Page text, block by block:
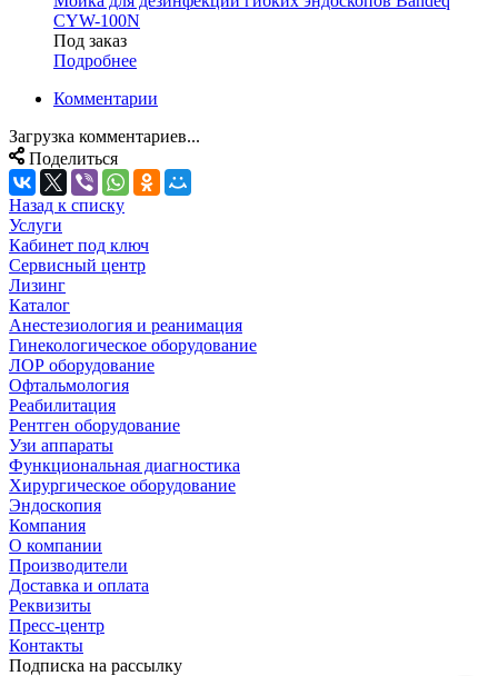
CYW-100N
Под заказ
Подробнее
Комментарии
Загрузка комментариев...
Поделиться
Назад к списку
Услуги
Кабинет под ключ
Сервисный центр
Лизинг
Каталог
Анестезиология и реанимация
Гинекологическое оборудование
ЛОР оборудование
Офтальмология
Реабилитация
Рентген оборудование
Узи аппараты
Функциональная диагностика
Хирургическое оборудование
Эндоскопия
Компания
О компании
Производители
Доставка и оплата
Реквизиты
Пресс-центр
Контакты
Подписка на рассылку